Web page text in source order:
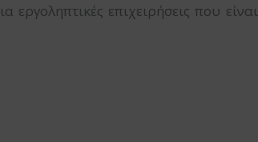
επιχειρήσεις που είναι